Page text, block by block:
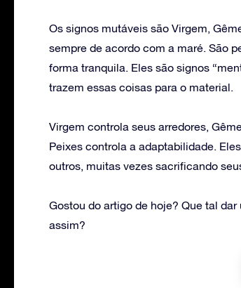
Os signos mutáveis são Virgem,
sempre de acordo com a maré. São
forma tranquila. Eles são signos
trazem essas coisas para o material.
Virgem controla seus arredores,
Peixes controla a adaptabilidade.
outros, muitas vezes sacrificando
Gostou do artigo de hoje? Que tal
assim?